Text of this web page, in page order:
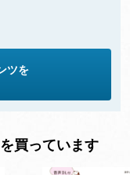
ツを
買っています